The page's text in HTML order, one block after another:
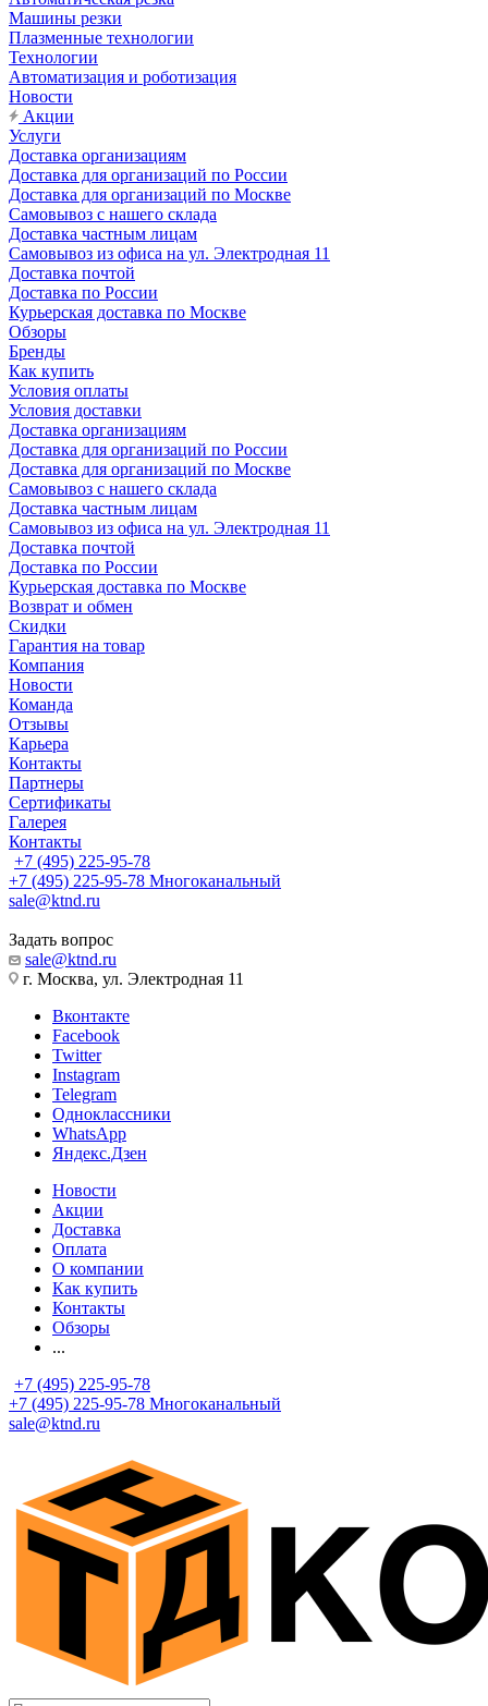
Машины резки
Плазменные технологии
Технологии
Автоматизация и роботизация
Новости
Акции
Услуги
Доставка организациям
Доставка для организаций по России
Доставка для организаций по Москве
Самовывоз с нашего склада
Доставка частным лицам
Самовывоз из офиса на ул. Электродная 11
Доставка почтой
Доставка по России
Курьерская доставка по Москве
Обзоры
Бренды
Как купить
Условия оплаты
Условия доставки
Доставка организациям
Доставка для организаций по России
Доставка для организаций по Москве
Самовывоз с нашего склада
Доставка частным лицам
Самовывоз из офиса на ул. Электродная 11
Доставка почтой
Доставка по России
Курьерская доставка по Москве
Возврат и обмен
Скидки
Гарантия на товар
Компания
Новости
Команда
Отзывы
Карьера
Контакты
Партнеры
Сертификаты
Галерея
Контакты
+7 (495) 225-95-78
+7 (495) 225-95-78 Многоканальный
sale@ktnd.ru
Задать вопрос
sale@ktnd.ru
г. Москва, ул. Электродная 11
Вконтакте
Facebook
Twitter
Instagram
Telegram
Одноклассники
WhatsApp
Яндекс.Дзен
Новости
Акции
Доставка
Оплата
О компании
Как купить
Контакты
Обзоры
...
+7 (495) 225-95-78
+7 (495) 225-95-78 Многоканальный
sale@ktnd.ru